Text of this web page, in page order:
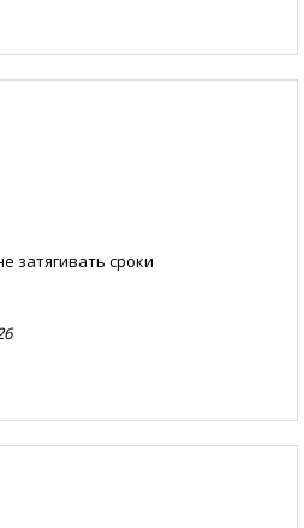
затягивать сроки